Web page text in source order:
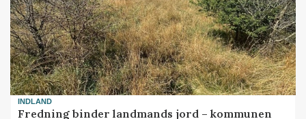
INDLAND
Fredning binder landmands jord – kommunen